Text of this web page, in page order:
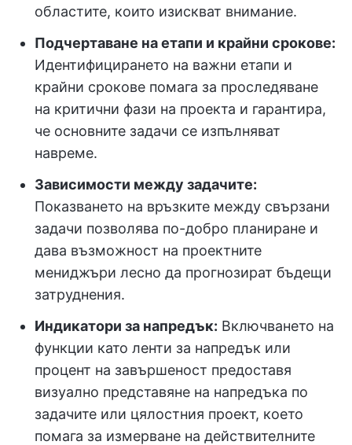
областите, които изискват внимание.
Подчертаване на етапи и крайни срокове:
Идентифицирането на важни етапи и
крайни срокове помага за проследяване
на критични фази на проекта и гарантира,
че основните задачи се изпълняват
навреме.
Зависимости между задачите:
Показването на връзките между свързани
задачи позволява по-добро планиране и
дава възможност на проектните
мениджъри лесно да прогнозират бъдещи
затруднения.
Индикатори за напредък: Включването на
функции като ленти за напредък или
процент на завършеност предоставя
визуално представяне на напредъка по
задачите или цялостния проект, което
помага за измерване на действителните